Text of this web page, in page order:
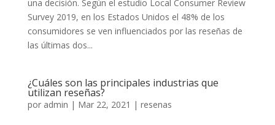
una decisión. Según el estudio Local Consumer Review
Survey 2019, en los Estados Unidos el 48% de los
consumidores se ven influenciados por las reseñas de
las últimas dos...
¿Cuáles son las principales industrias que
utilizan reseñas?
por admin | Mar 22, 2021 | resenas